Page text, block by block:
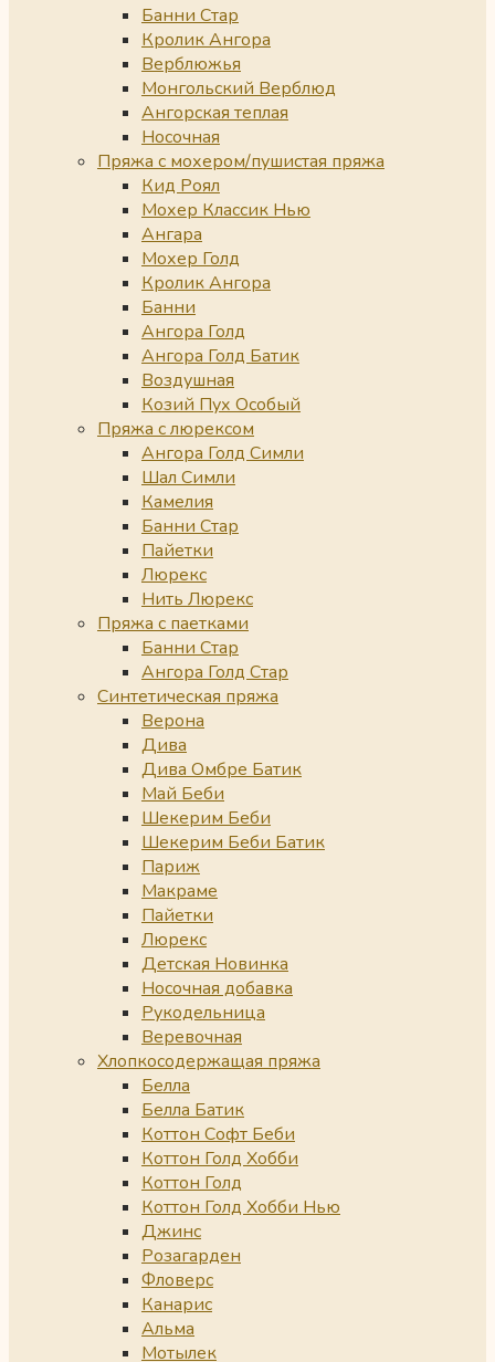
Банни Стар
Кролик Ангора
Верблюжья
Монгольский Верблюд
Ангорская теплая
Носочная
Пряжа с мохером/пушистая пряжа
Кид Роял
Мохер Классик Нью
Ангара
Мохер Голд
Кролик Ангора
Банни
Ангора Голд
Ангора Голд Батик
Воздушная
Козий Пух Особый
Пряжа с люрексом
Ангора Голд Симли
Шал Симли
Камелия
Банни Стар
Пайетки
Люрекс
Нить Люрекс
Пряжа с паетками
Банни Стар
Ангора Голд Стар
Синтетическая пряжа
Верона
Дива
Дива Омбре Батик
Май Беби
Шекерим Беби
Шекерим Беби Батик
Париж
Макраме
Пайетки
Люрекс
Детская Новинка
Носочная добавка
Рукодельница
Веревочная
Хлопкосодержащая пряжа
Белла
Белла Батик
Коттон Софт Беби
Коттон Голд Хобби
Коттон Голд
Коттон Голд Хобби Нью
Джинс
Розагарден
Фловерс
Канарис
Альма
Мотылек